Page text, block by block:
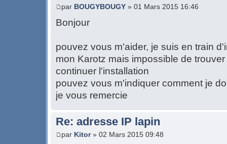
par BOUGYBOUGY » 01 Mars 2015 16:46
Bonjour
pouvez vous m'aider, je suis en train
mon Karotz mais impossible de
continuer l'installation
pouvez vous m'indiquer comment je
je vous remercie
Re: adresse IP lapin
par Kitor» 02 Mars 2015 09:48